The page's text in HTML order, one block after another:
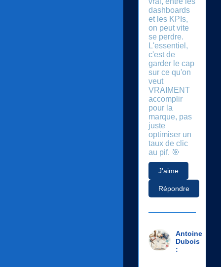
dashboards
et les KPIs,
on peut vite
se perdre.
L'essentiel,
c'est de
garder le cap
sur ce qu'on
veut
VRAIMENT
accomplir
pour la
marque, pas
juste
optimiser un
taux de clic
au pif. 🎯
J'aime
Répondre
Antoine
Dubois
: